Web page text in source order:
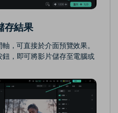
存結果
，可直接於介面預覽效果。
鈕，即可將影片儲存至電腦或